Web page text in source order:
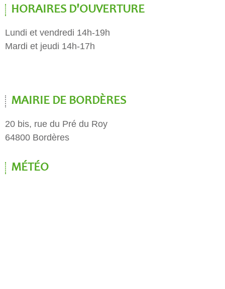
HORAIRES D'OUVERTURE
Lundi et vendredi 14h-19h
Mardi et jeudi 14h-17h
MAIRIE DE BORDÈRES
20 bis, rue du Pré du Roy
64800 Bordères
MÉTÉO